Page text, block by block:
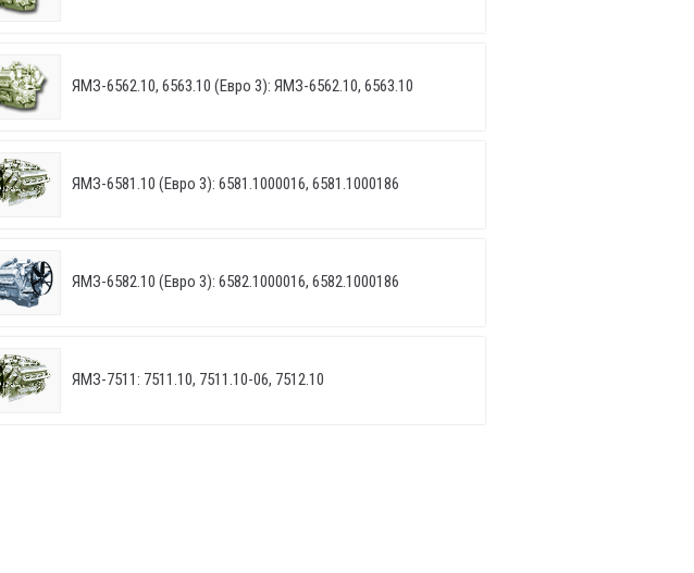
ЯМЗ-6562.10, 6563.10 (Евро 3): ЯМЗ-6562.10, 6563.10
ЯМЗ-6581.10 (Евро 3): 6581.1000016, 6581.1000186
ЯМЗ-6582.10 (Евро 3): 6582.1000016, 6582.1000186
ЯМЗ-7511: 7511.10, 7511.10-06, 7512.10